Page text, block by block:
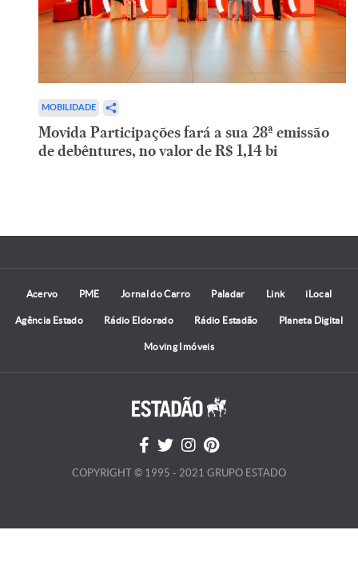
MOBILIDADE
Movida Participações fará a sua 28ª emissão
de debêntures, no valor de R$ 1,14 bi
Acervo PME Jornal do Carro Paladar Link iLocal
Agência Estado Rádio Eldorado Rádio Estadão Planeta Digital
Moving Imóveis
COPYRIGHT © 1995 - 2021 GRUPO ESTADO